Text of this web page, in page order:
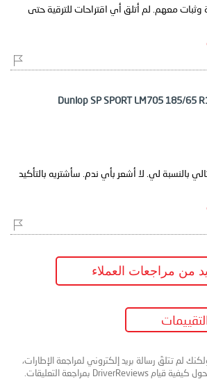
وثبات معهم. لم أتلق أي اقتراحات للترقية حتى
بالنسبة لي. لا أشعر بأي ندم. سأشتريه بالتأكيد
من مراجعات العملاء
لم تتلقَ رسالة بريد إلكتروني لمراجعة الإطارات،
حول كيفية قيام DriverReviews بمراجعة التعليقات.